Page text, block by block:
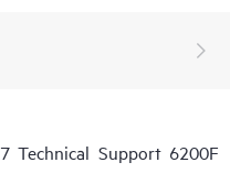
Technical Support 6200F